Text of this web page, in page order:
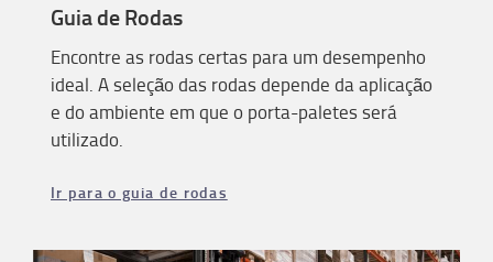
Guia de Rodas
Encontre as rodas certas para um desempenho
ideal. A seleção das rodas depende da aplicação
e do ambiente em que o porta-paletes será
utilizado.
Ir para o guia de rodas